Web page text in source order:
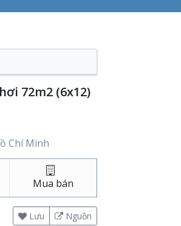
72m2 (6x12)
Chí Minh
Mua bán
Lưu Nguồn